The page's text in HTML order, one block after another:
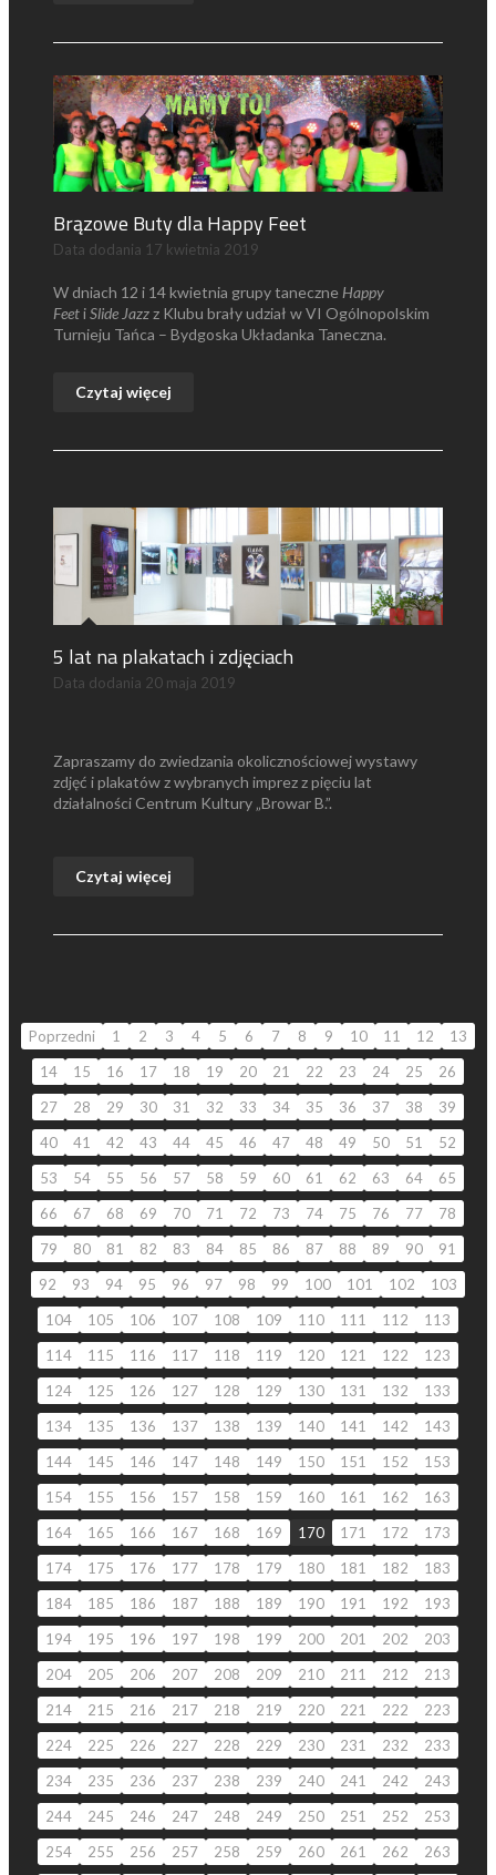
Brązowe Buty dla Happy Feet
Data dodania 17 kwietnia 2019
W dniach 12 i 14 kwietnia grupy taneczne Happy
FeetiSlide Jazzz Klubu brały udział w VI Ogólnopolskim
Turnieju Tańca – Bydgoska Układanka Taneczna.
Czytaj więcej
5 lat na plakatach i zdjęciach
Data dodania 20 maja 2019
Zapraszamy do zwiedzania okolicznościowej wystawy
zdjęć i plakatów z wybranych imprez z pięciu lat
działalności Centrum Kultury „Browar B.”.
Czytaj więcej
Poprzedni 1 2 3 4 5 6 7 8 9 10 11 12
13
14
15 16 17 18 19 20 21 22 23 24 25
26
27
28 29 30 31 32 33 34 35 36 37 38
39
40
41 42 43 44 45 46 47 48 49 50 51
52
53
54 55 56 57 58 59 60 61 62 63 64
65
66
67 68 69 70 71 72 73 74 75 76 77
78
79
80 81 82 83 84 85 86 87 88 89 90
91
92
93 94 95 96 97 98 99 100 101 102
103
104
105 106 107 108 109 110 111 112
113
114
115 116 117 118 119 120 121 122
123
124
125 126 127 128 129 130 131 132
133
134
135 136 137 138 139 140 141 142
143
144
145 146 147 148 149 150 151 152
153
154
155 156 157 158 159 160 161 162
163
164
165 166 167 168 169 170 171 172
173
174
175 176 177 178 179 180 181 182
183
184
185 186 187 188 189 190 191 192
193
194
195 196 197 198 199 200 201 202
203
204
205 206 207 208 209 210 211 212
213
214
215 216 217 218 219 220 221 222
223
224
225 226 227 228 229 230 231 232
233
234
235 236 237 238 239 240 241 242
243
244
245 246 247 248 249 250 251 252
253
254
255 256 257 258 259 260 261 262 263